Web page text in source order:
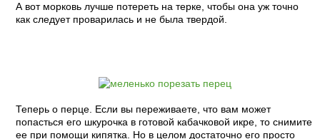
А вот морковь лучше потереть на терке, чтобы она уж точно
как следует проварилась и не была твердой.
Теперь о перце. Если вы переживаете, что вам может
попасться его шкурочка в готовой кабачковой икре, то снимите
ее при помощи кипятка. Но в целом достаточно его просто